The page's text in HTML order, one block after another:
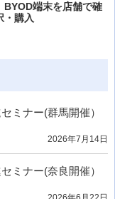
BYOD端末を店舗で確
・購入
ミナー(群馬開催）
2026年7月14日
ミナー(奈良開催）